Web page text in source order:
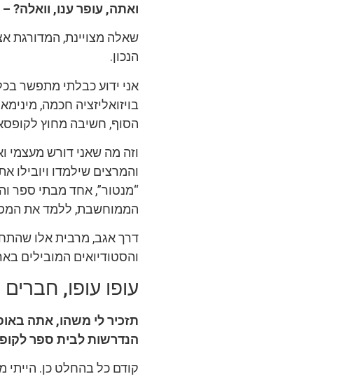
ואתה, עופר ענו, וואלה?
שאלה מצויינת, המדורגת
הנכון.
אני ידוע כבלתי מתפשר
בויזואליזציה חכמה,
הסוף, חשיבה מחוץ
וזה מה שאני דורש מעצמי
והמרצים שילמדו
“מנטור”, אחד מבתי ספר
הממוחשבת, ללמד את
דרך אגב, מרבית אלו
והסטודיואים המובילים
עופו עופו,
תזכיר לי משהו, אתה
הנדרשות לבית ספר
קודם כל בהחלט כן. הייתי